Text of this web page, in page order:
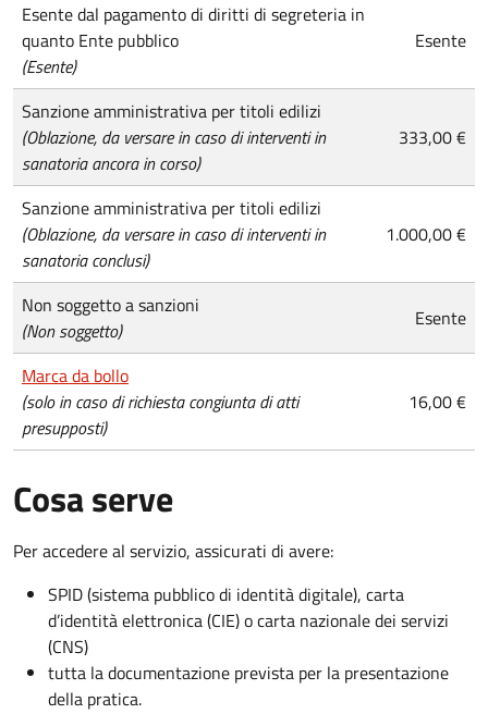
Esente dal pagamento di diritti di segreteria in
quanto Ente pubblico
(Esente)
Esente
Sanzione amministrativa per titoli edilizi
(Oblazione, da versare in caso di interventi in
sanatoria ancora in corso)
333,00 €
Sanzione amministrativa per titoli edilizi
(Oblazione, da versare in caso di interventi in
sanatoria conclusi)
1.000,00 €
Non soggetto a sanzioni
(Non soggetto)
Esente
Marca da bollo
(solo in caso di richiesta congiunta di atti
presupposti)
16,00 €
Cosa serve
Per accedere al servizio, assicurati di avere:
SPID (sistema pubblico di identità digitale), carta
d’identità elettronica (CIE) o carta nazionale dei servizi
(CNS)
tutta la documentazione prevista per la presentazione
della pratica.